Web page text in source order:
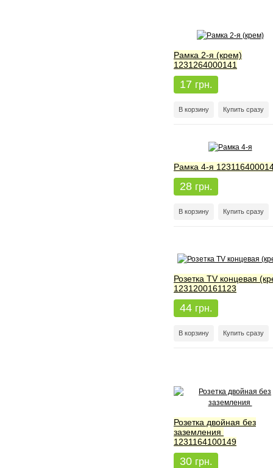
Рамка 2-я (крем)
1231264000141
17 грн.
В корзину Купить сразу
Рамка 4-я
28 грн.
В корзину Купить сразу
Розетка TV концевая
1231200161123
44 грн.
В корзину Купить сразу
Розетка двойная без
заземления
1231164100149
30 грн.